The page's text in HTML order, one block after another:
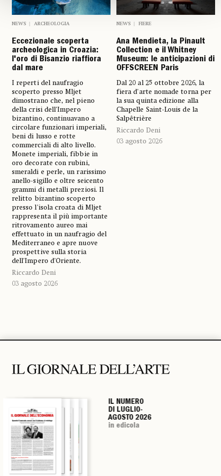
NEWS ARCHEOLOGIA
Eccezionale scoperta
archeologica in Croazia:
l'oro di Bisanzio riaffiora
dal mare
I reperti del naufragio
scoperto presso Mljet
dimostrano che, nel pieno
della crisi dell'Impero
bizantino, continuavano a
circolare funzionari imperiali,
beni di lusso e rotte
commerciali di alto livello.
Monete imperiali, fibbie in
oro decorate con rubini,
smeraldi e perle, un rarissimo
anello-sigillo e oltre seicento
grammi di metalli preziosi. Il
relitto bizantino scoperto
presso l'isola croata di Mljet
rappresenta il più importante
ritrovamento aureo mai
effettuato in un naufragio del
Mediterraneo e apre nuove
prospettive sulla storia
dell'Impero d'Oriente.
Riccardo Deni
03 agosto 2026
NEWS FIERE
Ana Mendieta, la Pinault
Collection e il Whitney
Museum: le anticipazioni di
OFFSCREEN Paris
Dal 20 al 25 ottobre 2026, la
fiera d'arte nomade torna per
la sua quinta edizione alla
Chapelle Saint-Louis de la
Salpêtrière
Riccardo Deni
03 agosto 2026
IL NUMERO
DI LUGLIO-
AGOSTO 2026
in edicola
IL NUMERO
DI LUGLIO-
AGOSTO 2026
in edicola
IL NUMERO
DI LUGLIO-
AGOSTO 2026
in edicola
IL NUMERO
DI LUGLIO-
AGOSTO 2026
in edicola